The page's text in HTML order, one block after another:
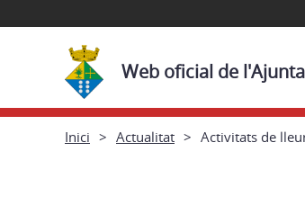
Web oficial de
Inici Actualitat Activitats de